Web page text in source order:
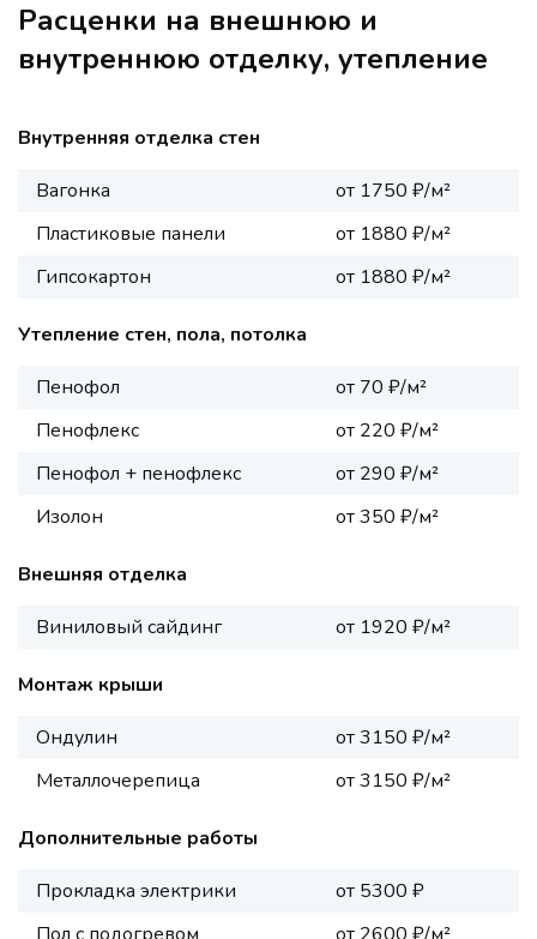
Расценки на внешнюю и
внутреннюю отделку, утепление
Внутренняя отделка стен
Вагонка
от 1750 ₽/м²
Пластиковые панели
от 1880 ₽/м²
Гипсокартон
от 1880 ₽/м²
Утепление стен, пола, потолка
Пенофол
от 70 ₽/м²
Пенофлекс
от 220 ₽/м²
Пенофол + пенофлекс
от 290 ₽/м²
Изолон
от 350 ₽/м²
Внешняя отделка
Виниловый сайдинг
от 1920 ₽/м²
Монтаж крыши
Ондулин
от 3150 ₽/м²
Металлочерепица
от 3150 ₽/м²
Дополнительные работы
Прокладка электрики
от 5300 ₽